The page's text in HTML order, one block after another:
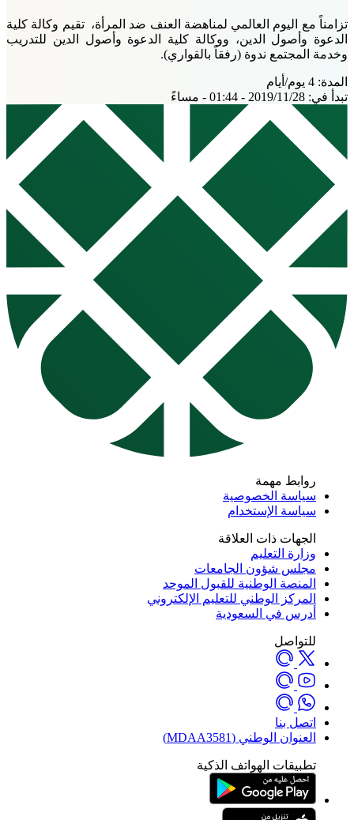
تزامناً مع اليوم العالمي لمناهضة العنف ضد المرأة، تقيم وكالة كلية
الدعوة وأصول الدين، ووكالة كلية الدعوة وأصول الدين للتدريب
وخدمة المجتمع ندوة (رفقاً بالقواري).
المدة: 4 يوم/أيام
تبدأ في: 2019/11/28 - 01:44 - مساءً
روابط مهمة
سياسة الخصوصية
سياسة الإستخدام
الجهات ذات العلاقة
وزارة التعليم
مجلس شؤون الجامعات
المنصة الوطنية للقبول الموحد
المركز الوطني للتعليم الإلكتروني
أدرس في السعودية
للتواصل
اتصل بنا
العنوان الوطني (MDAA3581)
تطبيقات الهواتف الذكية